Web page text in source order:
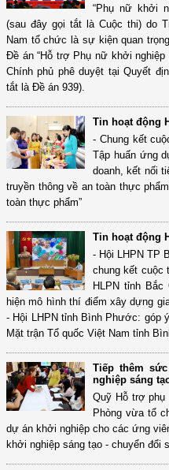
“Phụ nữ khởi
(sau đây gọi tắt là Cuộc thi) do
Nam tổ chức là sự kiện quan
Đề án “Hỗ trợ Phụ nữ khởi
Chính phủ phê duyệt tại Quyết
tắt là Đề án 939).
Tin hoạt động
- Chung kết
Tập huấn ứng
doanh, kết nối
truyền thông về an toàn thực
toàn thực phẩm”
Tin hoạt động
- Hội LHPN TP
chung kết cuộc
HLPN tỉnh
hiện mô hình thí điểm xây dựng
- Hội LHPN tỉnh Bình Phước: góp
Mặt trận Tổ quốc Việt Nam tỉnh
Tiếp thêm
nghiệp sáng
Quỹ Hỗ trợ phụ
Phòng vừa tổ
dự án khởi nghiệp cho các ứng
khởi nghiệp sáng tạo - chuyển đổi